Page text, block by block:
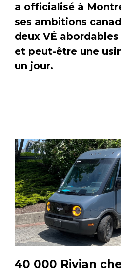
a officialisé à
ses ambitions
deux VÉ abordables
et peut-être une
un jour.
40 000 Rivian